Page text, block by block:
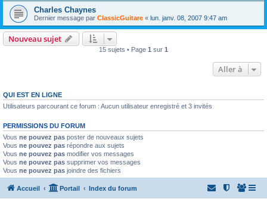
Charles Chaynes
Dernier message par ClassicGuitare « lun. janv. 08, 2007 9:47 am
Nouveau sujet
15 sujets • Page 1 sur 1
Aller à
QUI EST EN LIGNE
Utilisateurs parcourant ce forum : Aucun utilisateur enregistré et 3 invités
PERMISSIONS DU FORUM
Vous ne pouvez pas poster de nouveaux sujets
Vous ne pouvez pas répondre aux sujets
Vous ne pouvez pas modifier vos messages
Vous ne pouvez pas supprimer vos messages
Vous ne pouvez pas joindre des fichiers
Accueil Portail Index du forum